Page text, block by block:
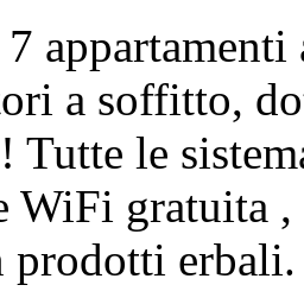
7
a soffitto,
Tutte le
WiFi gratuita
prodotti